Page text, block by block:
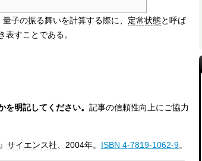
量子の振る舞いを計算する際に、 定常状態と呼ば
表すことである。
明記してください。 記事の信頼性向上にご協力
サイエンス社 、2004年。 ISBN 4-7819-1062-9。